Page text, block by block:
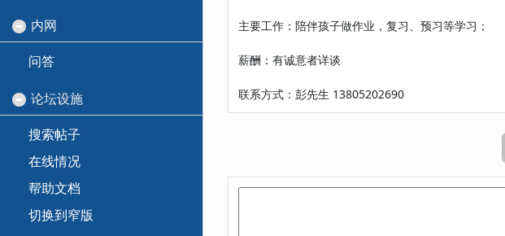
内网
问答
论坛设施
搜索帖子
在线情况
帮助文档
切换到窄版
主要工作：陪伴孩子做作业，复习、预习等学习；
薪酬：有诚意者详谈
联系方式：彭先生 13805202690